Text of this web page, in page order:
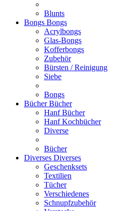
Blunts
Bongs Bongs
Acrylbongs
Glas-Bongs
Kofferbongs
Zubehör
Bürsten / Reinigung
Siebe
Bongs
BücherBücher
Hanf Bücher
Hanf Kochbücher
Diverse
Bücher
Diverses Diverses
Geschenksets
Textilien
Tücher
Verschiedenes
Schnupfzubehör